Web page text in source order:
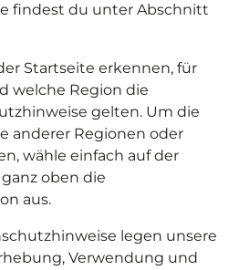
findest du unter Abschnitt
Startseite erkennen, für
welche Region die
gelten. Um die
anderer Regionen oder
wähle einfach auf der
oben die
aus.
legen unsere
Verwendung und